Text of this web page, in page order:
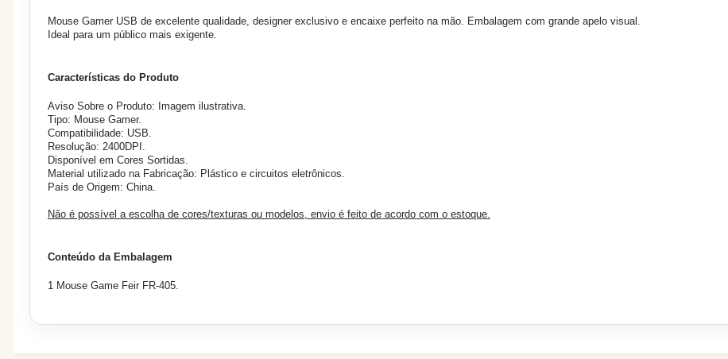
Mouse Gamer USB de excelente qualidade, designer exclusivo e encaixe perfeito na mão. Embalagem com grande apelo visual.
Ideal para um público mais exigente.
Características do Produto
Aviso Sobre o Produto: Imagem ilustrativa.
Tipo: Mouse Gamer.
Compatibilidade: USB.
Resolução: 2400DPI.
Disponível em Cores Sortidas.
Material utilizado na Fabricação: Plástico e circuitos eletrônicos.
País de Origem: China.
Não é possível a escolha de cores/texturas ou modelos, envio é feito de acordo com o estoque.
Conteúdo da Embalagem
1 Mouse Game Feir FR-405.